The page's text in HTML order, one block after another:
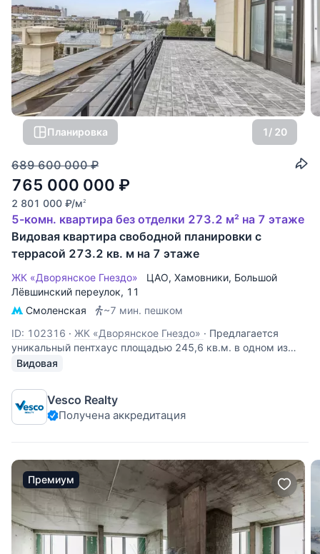
Планировка 1/ 20
689 600 000 ₽
765 000 000 ₽
2 801 000 ₽/м2
5-комн. квартира без отделки 273.2 м² на 7 этаже
Видовая квартира свободной планировки с
террасой 273.2 кв. м на 7 этаже
ЖК «Дворянское Гнездо» ЦАО, Хамовники, Большой
Лёвшинский переулок, 11
Смоленская
~7 мин. пешком
ID: 102316 · ЖК «Дворянское Гнездо» · Предлагается
уникальный пентхаус площадью 245,6 кв.м. в одном из
самых знаковых домов в Москве! Потолки 3.3 метра.
великолепная терраса, из которой открывается
панорамный вид на Москву, здание МИД!!!
Видовая
Vesco Realty
Получена аккредитация
Премиум